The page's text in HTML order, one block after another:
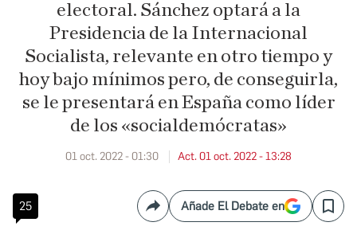
electoral. Sánchez optará a la
Presidencia de la Internacional
Socialista, relevante en otro tiempo y
hoy bajo mínimos pero, de conseguirla,
se le presentará en España como líder
de los «socialdemócratas»
01 oct. 2022 - 01:30 Act. 01 oct. 2022 - 13:28
25 CompartirAñade El Debate en Save